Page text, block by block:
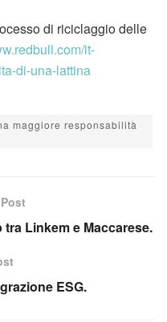
di riciclaggio delle
it-
di-una-lattina
maggiore responsabilità
Linkem e Maccarese.
ESG.